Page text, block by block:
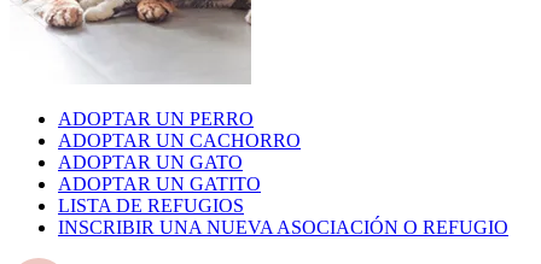
ADOPTAR UN PERRO
ADOPTAR UN CACHORRO
ADOPTAR UN GATO
ADOPTAR UN GATITO
LISTA DE REFUGIOS
INSCRIBIR UNA NUEVA ASOCIACIÓN O REFUGIO